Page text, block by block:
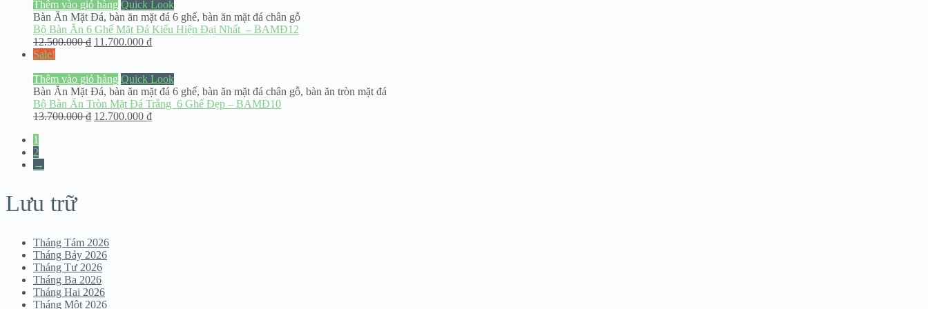
Thêm vào giỏ hàng Quick Look
Bàn Ăn Mặt Đá, bàn ăn mặt đá 6 ghế, bàn ăn mặt đá chân gỗ
Bộ Bàn Ăn 6 Ghế Mặt Đá Kiểu Hiện Đại Nhất – BAMĐ12
12.500.000₫ 11.700.000 ₫
Sale!
Thêm vào giỏ hàng Quick Look
Bàn Ăn Mặt Đá, bàn ăn mặt đá 6 ghế, bàn ăn mặt đá chân gỗ, bàn ăn tròn mặt đá
Bộ Bàn Ăn Tròn Mặt Đá Trắng 6 Ghế Đẹp – BAMĐ10
13.700.000₫ 12.700.000 ₫
1
2
→
Lưu trữ
Tháng Tám 2026
Tháng Bảy 2026
Tháng Tư 2026
Tháng Ba 2026
Tháng Hai 2026
Tháng Một 2026